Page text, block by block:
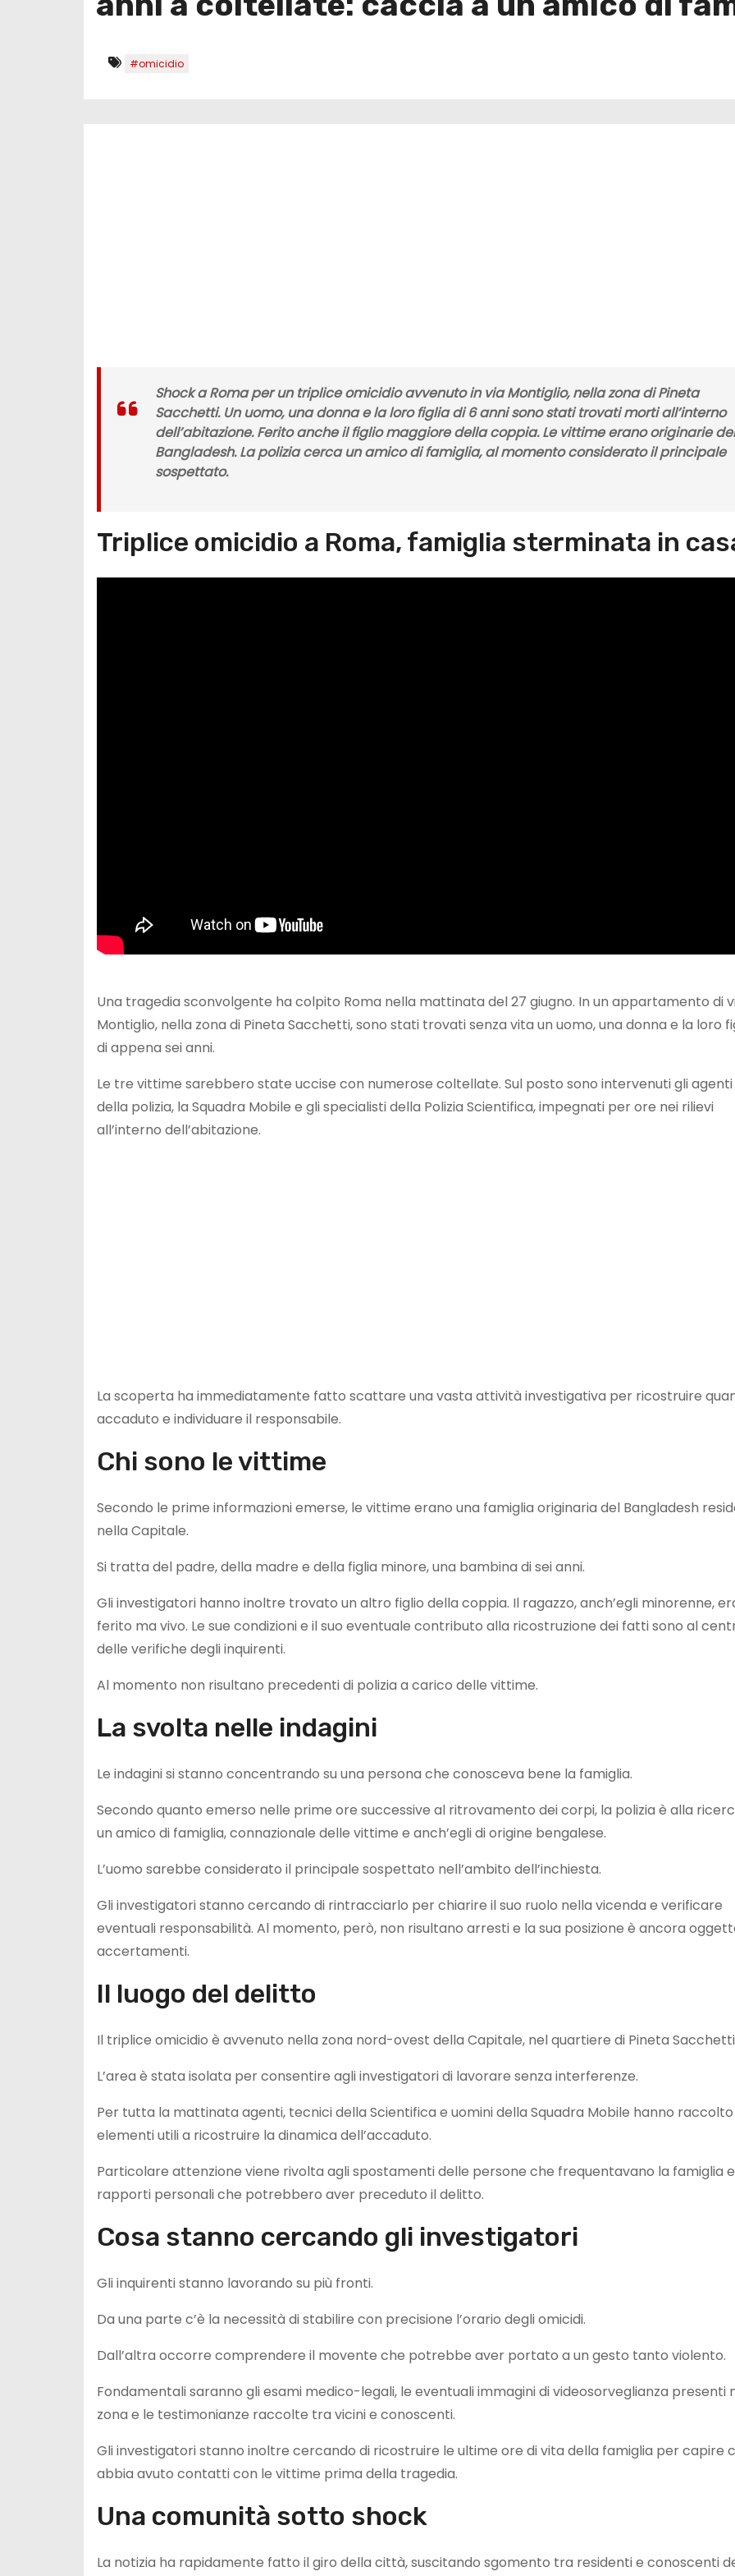
#omicidio
Shock a Roma per un triplice omicidio avvenuto in via Montiglio, nella zona di Pineta
Sacchetti. Un uomo, una donna e la loro figlia di 6 anni sono stati trovati morti all’interno
dell’abitazione. Ferito anche il figlio maggiore della coppia. Le vittime erano originarie del
Bangladesh. La polizia cerca un amico di famiglia, al momento considerato il principale
sospettato.
Triplice omicidio a Roma, famiglia sterminata in
Una tragedia sconvolgente ha colpito Roma nella mattinata del 27 giugno. In un appartamento di
Montiglio, nella zona di Pineta Sacchetti, sono stati trovati senza vita un uomo, una donna e la loro
di appena sei anni.
Le tre vittime sarebbero state uccise con numerose coltellate. Sul posto sono intervenuti gli agenti
della polizia, la Squadra Mobile e gli specialisti della Polizia Scientifica, impegnati per ore nei rilievi
all’interno dell’abitazione.
La scoperta ha immediatamente fatto scattare una vasta attività investigativa per ricostruire
accaduto e individuare il responsabile.
Chi sono le vittime
Secondo le prime informazioni emerse, le vittime erano una famiglia originaria del Bangladesh
nella Capitale.
Si tratta del padre, della madre e della figlia minore, una bambina di sei anni.
Gli investigatori hanno inoltre trovato un altro figlio della coppia. Il ragazzo, anch’egli minorenne,
ferito ma vivo. Le sue condizioni e il suo eventuale contributo alla ricostruzione dei fatti sono al
delle verifiche degli inquirenti.
Al momento non risultano precedenti di polizia a carico delle vittime.
La svolta nelle indagini
Le indagini si stanno concentrando su una persona che conosceva bene la famiglia.
Secondo quanto emerso nelle prime ore successive al ritrovamento dei corpi, la polizia è alla
un amico di famiglia, connazionale delle vittime e anch’egli di origine bengalese.
L’uomo sarebbe considerato il principale sospettato nell’ambito dell’inchiesta.
Gli investigatori stanno cercando di rintracciarlo per chiarire il suo ruolo nella vicenda e verificare
eventuali responsabilità. Al momento, però, non risultano arresti e la sua posizione è ancora
accertamenti.
Il luogo del delitto
Il triplice omicidio è avvenuto nella zona nord-ovest della Capitale, nel quartiere di Pineta
L’area è stata isolata per consentire agli investigatori di lavorare senza interferenze.
Per tutta la mattinata agenti, tecnici della Scientifica e uomini della Squadra Mobile hanno raccolto
elementi utili a ricostruire la dinamica dell’accaduto.
Particolare attenzione viene rivolta agli spostamenti delle persone che frequentavano la famiglia
rapporti personali che potrebbero aver preceduto il delitto.
Cosa stanno cercando gli investigatori
Gli inquirenti stanno lavorando su più fronti.
Da una parte c’è la necessità di stabilire con precisione l’orario degli omicidi.
Dall’altra occorre comprendere il movente che potrebbe aver portato a un gesto tanto violento.
Fondamentali saranno gli esami medico-legali, le eventuali immagini di videosorveglianza presenti
zona e le testimonianze raccolte tra vicini e conoscenti.
Gli investigatori stanno inoltre cercando di ricostruire le ultime ore di vita della famiglia per capire
abbia avuto contatti con le vittime prima della tragedia.
Una comunità sotto shock
La notizia ha rapidamente fatto il giro della città, suscitando sgomento tra residenti e conoscenti